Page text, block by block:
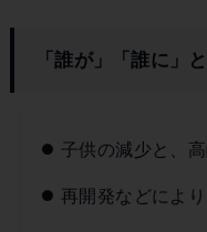
「誰が」「誰に」
子供の減少と、
再開発などによ